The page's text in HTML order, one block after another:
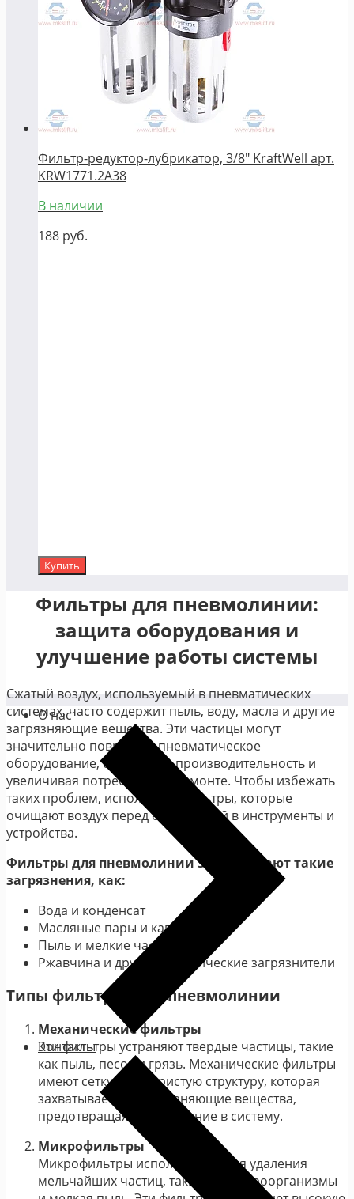
Фильтр-редуктор-лубрикатор, 3/8" KraftWell арт.
KRW1771.2A38
В наличии
188 руб.
Купить
Фильтры для пневмолинии:
защита оборудования и
улучшение работы системы
Сжатый воздух, используемый в пневматических
системах, часто содержит пыль, воду, масла и другие
загрязняющие вещества. Эти частицы могут
значительно повредить пневматическое
оборудование, снижая его производительность и
увеличивая потребность в ремонте. Чтобы избежать
таких проблем, используют фильтры, которые
очищают воздух перед его подачей в инструменты и
устройства.
Фильтры для пневмолинии задерживают такие
загрязнения, как:
Вода и конденсат
Масляные пары и капли масла
Пыль и мелкие частицы
Ржавчина и другие механические загрязнители
Типы фильтров для пневмолинии
Механические фильтры
Эти фильтры устраняют твердые частицы, такие
как пыль, песок и грязь. Механические фильтры
имеют сетку или пористую структуру, которая
захватывает эти загрязняющие вещества,
предотвращая их попадание в систему.
Микрофильтры
Микрофильтры используются для удаления
мельчайших частиц, таких как микроорганизмы
О нас
Контакты